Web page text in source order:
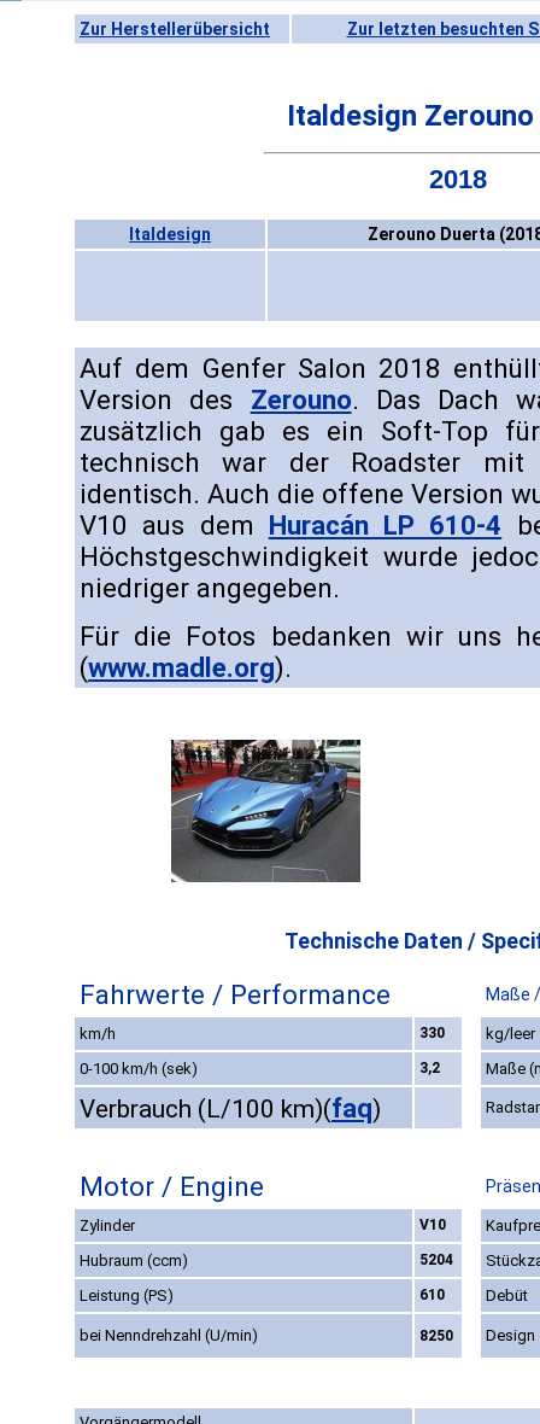
Zur Herstellerübersicht Zur letzten besuchten
Italdesign
2018
Italdesign Zerouno Duerta
Auf dem Genfer Salon 2018
Version des Zerouno. Das Dach
zusätzlich gab es ein Soft-Top
technisch war der Roadster mit
identisch. Auch die offene Version
V10 aus dem Huracán LP 610-4
Höchstgeschwindigkeit wurde
niedriger angegeben.
Für die Fotos bedanken wir uns
(www.madle.org).
Technische Daten /
Fahrwerte / Performance Maße
km/h 330
kg/leer
0-100 km/h (sek)
3,2 Maße
Verbrauch (L/100 km)(faq)
Motor / Engine
Zylinder V10
Hubraum (ccm)
5204
Leistung (PS)
610 Debüt
bei Nenndrehzahl (U/min) 8250 Design